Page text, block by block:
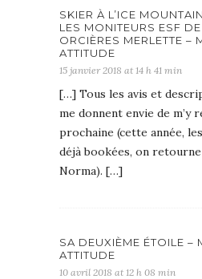
SKIER À L’ICE
LES MONITEURS ESF DE
ORCIÈRES MERLETTE –
ATTITUDE
15 janvier 2018 at 14 h 41 min
[…] Tous les avis et
me donnent envie de m’y
prochaine (cette année,
déjà bookées, on
Norma). […]
SA DEUXIÈME ÉTOILE –
ATTITUDE
10 avril 2018 at 12 h 08 min